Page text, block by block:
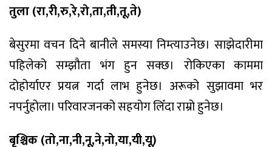
तुला (रा,री,रु,रे,रो,ता,ती,तू,ते)
बेसुरमा वचन दिने बानीले समस्या निम्त्याउनेछ। साझेदारीमा
पहिलेको सम्झौता भंग हुन सक्छ। रोकिएका काममा
दोहोर्याएर प्रयत्न गर्दा लाभ हुनेछ। अरूको सुझावमा भर
नपर्नुहोला। परिवारजनको सहयोग लिँदा राम्रो हुनेछ।
बृश्चिक (तो,ना,नी,नू,ने,नो,या,यी,यू)